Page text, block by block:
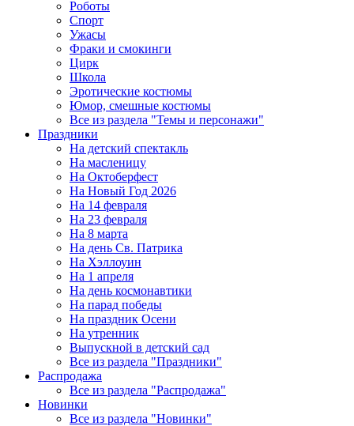
Роботы
Спорт
Ужасы
Фраки и смокинги
Цирк
Школа
Эротические костюмы
Юмор, смешные костюмы
Все из раздела "Темы и персонажи"
Праздники
На детский спектакль
На масленицу
На Октоберфест
На Новый Год 2026
На 14 февраля
На 23 февраля
На 8 марта
На день Св. Патрика
На Хэллоуин
На 1 апреля
На день космонавтики
На парад победы
На праздник Осени
На утренник
Выпускной в детский сад
Все из раздела "Праздники"
Распродажа
Все из раздела "Распродажа"
Новинки
Все из раздела "Новинки"